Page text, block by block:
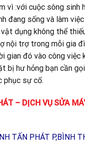
vì :với cuộc sông sinh
đang sống và làm
dụng không thể
nội trợ trong mỗi gia
gian đó vào công việc
bị hư hỏng bạn cần
phục sự cố.
– DỊCH VỤ SỬA
TẤN PHÁT P,BÌNH